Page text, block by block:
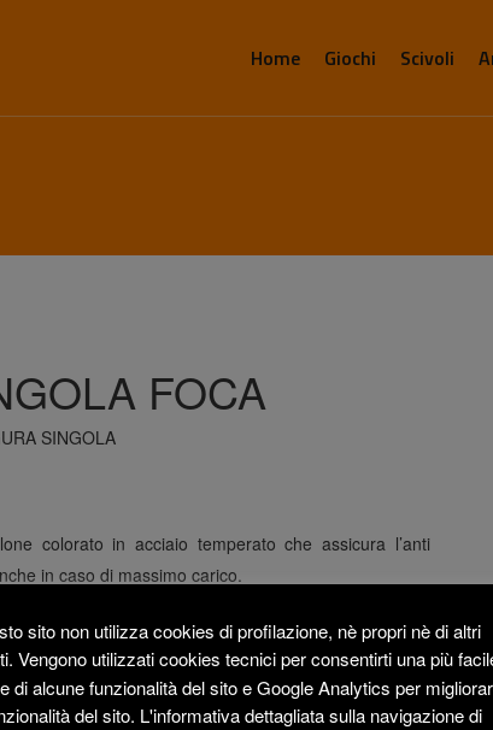
Home Giochi Scivoli
FOCA
colorato in acciaio temperato che assicura l’anti
in caso di massimo carico.
sito non utilizza cookies di profilazione, nè propri nè di altri
Vengono utilizzati cookies tecnici per consentirti una più
di alcune funzionalità del sito e Google Analytics per
del sito. L'informativa dettagliata sulla navigazione di